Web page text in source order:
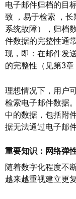
电子邮件归档的目
致
， 易于检索 ， 长
系统故障），归档
件数据的完整性通
现，即：在邮件发
的完整性（见第3章
理想情况下，用户
检索电子邮件数据
中的数据，包括附
据无法通过电子邮
重要知识：网络弹
随着数字化程度不
越来越重视建立更